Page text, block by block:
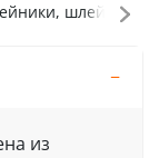
шлейки,
из